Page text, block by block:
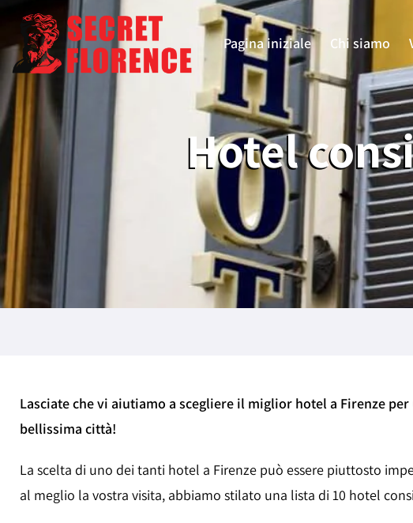
Pagina iniziale Chi siamo
Hotel
Lasciate che vi aiutiamo a scegliere il miglior hotel a Firenze
bellissima città!
La scelta di uno dei tanti hotel a Firenze può essere piuttosto
al meglio la vostra visita, abbiamo stilato una lista di 10 hotel